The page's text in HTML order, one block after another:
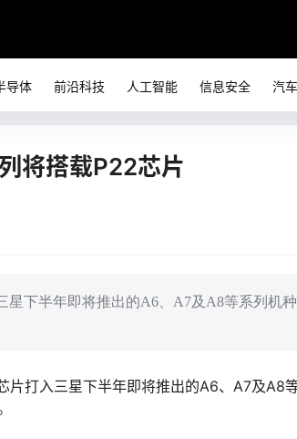
导体 前沿科技 人工智能 信息安全 汽
将搭载P22芯片
星下半年即将推出的A6、A7及A8等系列机
片打入三星下半年即将推出的A6、A7及A8